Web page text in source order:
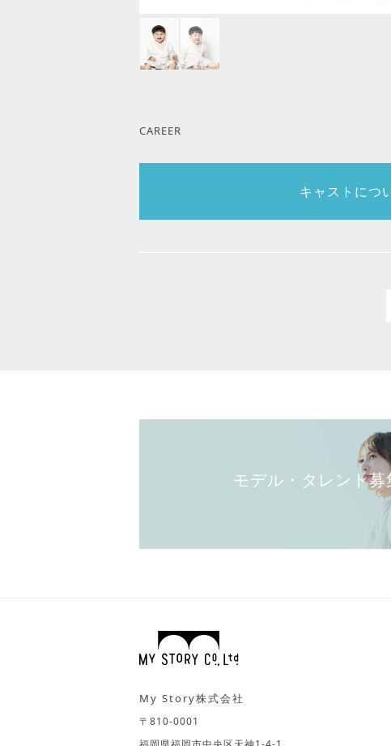
CAREER
キャストにつ
モデル・タレント募
My Story株式会社
〒810-0001